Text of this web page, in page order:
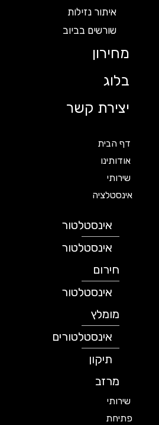
איתור נזילות
שורשים בביוב
מחירון
בלוג
יצירת קשר
דף הבית
אודותינו
שירותי
אינסטלציה
אינסטלטור
אינסטלטור
חירום
אינסטלטור
מומלץ
אינסטלטורים
תיקון
מרזב
שירותי
פתיחת